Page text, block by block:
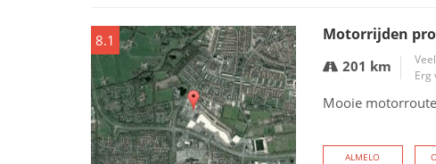
8.1 Motorrijden
201 km
Erg
Mooie
ALMELO